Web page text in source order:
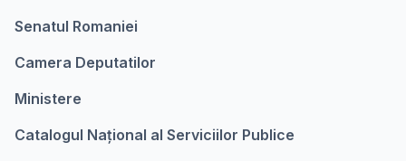
Senatul Romaniei
Camera Deputatilor
Ministere
Catalogul Național al Serviciilor Publice